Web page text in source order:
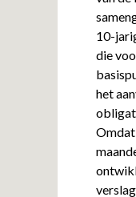
10-
die
het